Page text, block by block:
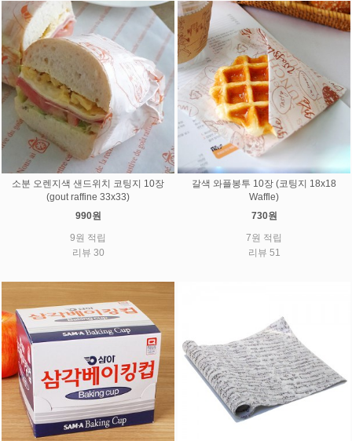
소분 오렌지색 샌드위치 코팅지 10장
(gout raffine 33x33)
990원
9원 적립
리뷰 30
갈색 와플봉투 10장 (코팅지 18x18
Waffle)
730원
7원 적립
리뷰 51